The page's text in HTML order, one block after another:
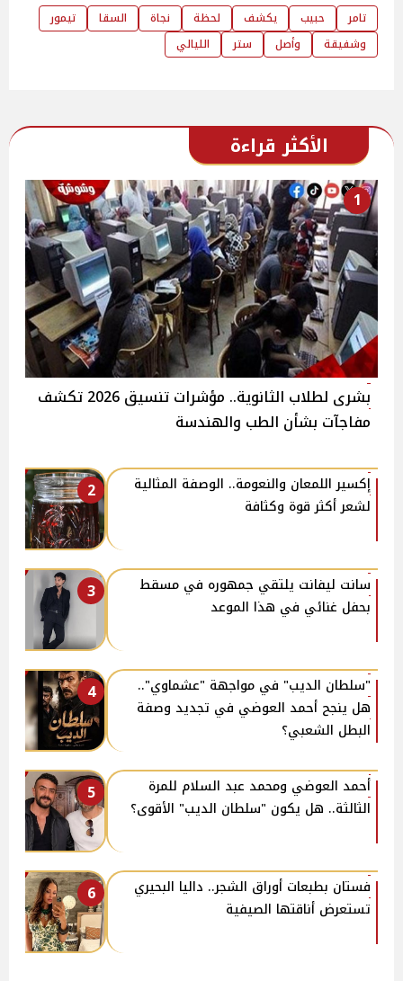
تامر حبيب يكشف لحظة نجاة السقا
تيمور
وشفيقة
وأصل ستر الليالي
الأكثر قراءة
1
بشرى لطلاب الثانوية.. مؤشرات تنسيق 2026 تكشف
مفاجآت بشأن الطب والهندسة
2
إكسير اللمعان والنعومة.. الوصفة المثالية
لشعر أكثر قوة وكثافة
3
سانت ليفانت يلتقي جمهوره في مسقط
بحفل غنائي في هذا الموعد
4
"سلطان الديب" في مواجهة "عشماوي"..
هل ينجح أحمد العوضي في تجديد وصفة
البطل الشعبي؟
5
أحمد العوضي ومحمد عبد السلام للمرة
الثالثة.. هل يكون "سلطان الديب" الأقوى؟
6
فستان بطبعات أوراق الشجر.. داليا البحيري
تستعرض أناقتها الصيفية